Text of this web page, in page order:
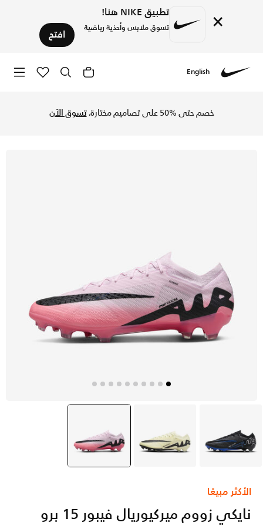
× تطبيق NIKE هنا!
تسوق ملابس وأحذية رياضية افتح
English
خصم حتى %50 على تصاميم مختارة. تسوق الآن
أسود ايفوري selected
وردي
الأكثر مبيعًا
نايكي زووم ميركيوريال فيبور 15 برو